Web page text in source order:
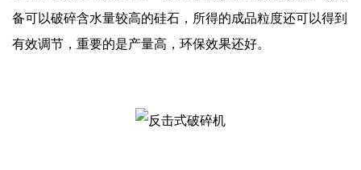
备可以破碎含水量较高的硅石，所得的成品粒度还可以得到
有效调节，重要的是产量高，环保效果还好。